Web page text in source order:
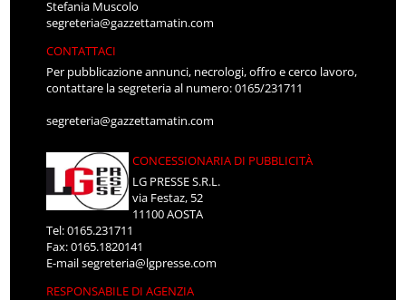
Stefania Muscolo
segreteria@gazzettamatin.com
CONTATTACI
Per pubblicazione annunci, necrologi, offro e cerco lavoro,
contattare la segreteria al numero: 0165/231711
segreteria@gazzettamatin.com
CONCESSIONARIA DI PUBBLICITÀ
LG PRESSE S.R.L.
via Festaz, 52
11100 AOSTA
Tel: 0165.231711
Fax: 0165.1820141
E-mailsegreteria@lgpresse.com
RESPONSABILE DI AGENZIA